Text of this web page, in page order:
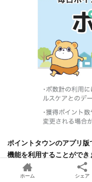
ポイントタウンのアプリ版
機能を利用することができ
以前から利用できていま
ホーム シェア